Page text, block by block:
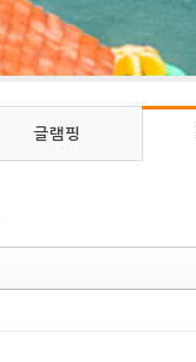
글램핑